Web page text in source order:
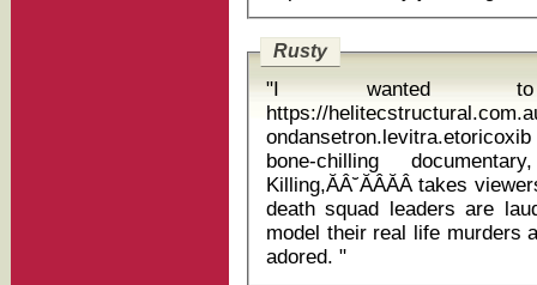
Rusty
"I wanted
https://
ondansetron.levitra.etoricoxib
bone-chilling
Killing,ĂÂ˘ĂÂĂÂ takes
death squad leaders are
model their real life murders
adored. "